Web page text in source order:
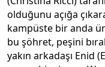
olduğunu açığa
kampüste bir anda
bu şöhret, peşini
yakın arkadaşı Enid